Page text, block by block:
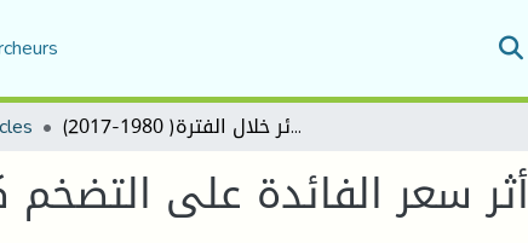
أثر سعر الفائدة على التضخم كهدف للسياسة النقدية في الجزائر خلال الفترة( 1980-2017)
أثر سعر الفائدة على